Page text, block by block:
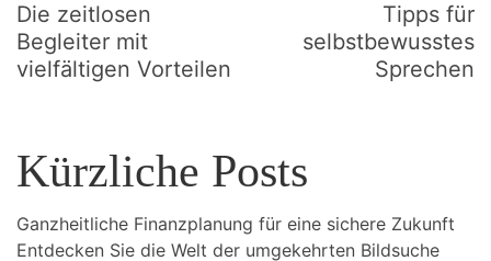
Die zeitlosen
Begleiter mit
vielfältigen Vorteilen
Tipps für
selbstbewusstes
Sprechen
Kürzliche Posts
Ganzheitliche Finanzplanung für eine sichere Zukunft
Entdecken Sie die Welt der umgekehrten Bildsuche